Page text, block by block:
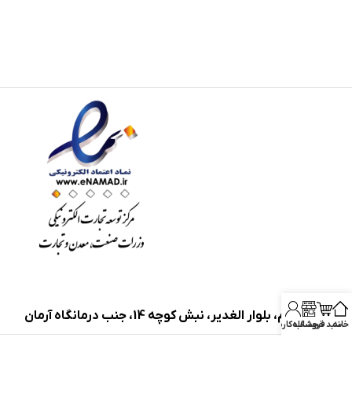
آدرس:قم، بلوار الغدیر، نبش کوچه 14، جنب درمانگاه آرمان
خانهسبد خریدفروشگاه
حساب کاربری